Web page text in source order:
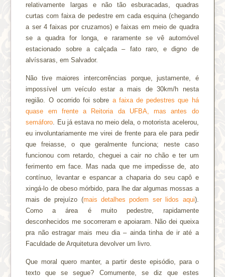
relativamente largas e não tão esburacadas, quadras
curtas com faixa de pedestre em cada esquina (chegando
a ser 4 faixas por cruzamos) e faixas em meio de quadra
se a quadra for longa, e raramente se vê automóvel
estacionado sobre a calçada – fato raro, e digno de
alvíssaras, em Salvador.
Não tive maiores intercorrências porque, justamente, é
impossível um veículo estar a mais de 30km/h nesta
região. O ocorrido foi sobre a faixa de pedestres que há
quase em frente a Reitoria da UFBA, mas antes do
semáforo . Eu já estava no meio dela, o motorista acelerou,
eu involuntariamente me virei de frente para ele para pedir
que freiasse, o que geralmente funciona; neste caso
funcionou com retardo, cheguei a cair no chão e ter um
ferimento em face. Mas nada que me impedisse de, ato
contínuo, levantar e espancar a chaparia do seu capô e
xingá-lo de obeso mórbido, para lhe dar algumas mossas a
mais de prejuízo (mais detalhes podem ser lidos aqui).
Como a área é muito pedestre, rapidamente
desconhecidos me socorreram e apoiaram. Não dei queixa
pra não estragar mais meu dia – ainda tinha de ir até a
Faculdade de Arquitetura devolver um livro.
Que moral quero manter, a partir deste episódio, para o
texto que se segue? Comumente, se diz que estes